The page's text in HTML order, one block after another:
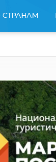
СТРАНАМ